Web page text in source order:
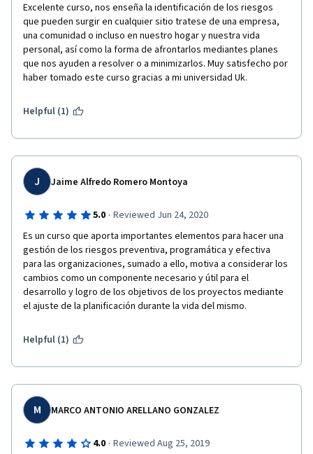
Excelente curso, nos enseña la identificación de los riesgos
que pueden surgir en cualquier sitio tratese de una empresa,
una comunidad o incluso en nuestro hogar y nuestra vida
personal, así como la forma de afrontarlos mediantes planes
que nos ayuden a resolver o a minimizarlos. Muy satisfecho por
haber tomado este curso gracias a mi universidad Uk.
Helpful (1)
J Jaime Alfredo Romero Montoya
5.0 · Reviewed Jun 24, 2020
Es un curso que aporta importantes elementos para hacer una
gestión de los riesgos preventiva, programática y efectiva
para las organizaciones, sumado a ello, motiva a considerar los
cambios como un componente necesario y útil para el
desarrollo y logro de los objetivos de los proyectos mediante
el ajuste de la planificación durante la vida del mismo.
Helpful (1)
M MARCO ANTONIO ARELLANO GONZALEZ
4.0 · Reviewed Aug 25, 2019